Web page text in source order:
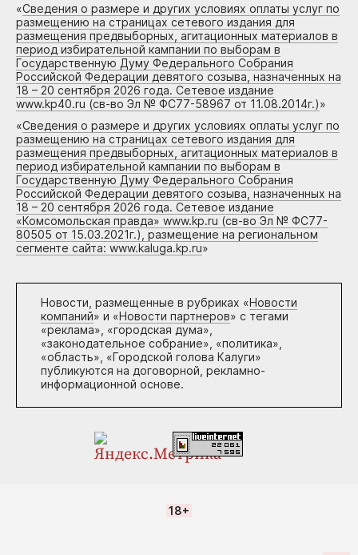
«Сведения о размере и других условиях оплаты услуг по
размещению на страницах сетевого издания для
размещения предвыборных, агитационных материалов в
период избирательной кампании по выборам в
Государственную Думу Федерального Собрания
Российской Федерации девятого созыва, назначенных на
18 – 20 сентября 2026 года. Сетевое издание
www.kp40.ru (св-во Эл № ФС77-58967 от 11.08.2014г.)»
«Сведения о размере и других условиях оплаты услуг по
размещению на страницах сетевого издания для
размещения предвыборных, агитационных материалов в
период избирательной кампании по выборам в
Государственную Думу Федерального Собрания
Российской Федерации девятого созыва, назначенных на
18 – 20 сентября 2026 года. Сетевое издание
«Комсомольская правда» www.kp.ru (св-во Эл № ФС77-
80505 от 15.03.2021г.), размещение на региональном
сегменте сайта: www.kaluga.kp.ru»
Новости, размещенные в рубриках «Новости
компаний» и «Новости партнеров» с тегами
«реклама», «городская дума»,
«законодательное собрание», «политика»,
«область», «Городской голова Калуги»
публикуются на договорной, рекламно-
информационной основе.
18+